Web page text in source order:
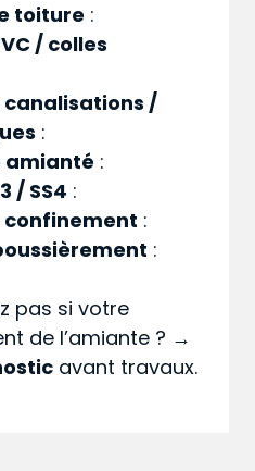
toiture :
/ colles
/
:
amianté :
/ SS4 :
confinement :
:
pas si votre
de l’amiante ? →
avant travaux.